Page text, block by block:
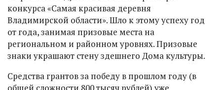
конкурса «Самая красивая деревня
Владимирской области». Шло к этому успеху год
от года, занимая призовые места на
региональном и районном уровнях. Призовые
знаки украшают стену здешнего Дома культуры.
Средства грантов за победу в прошлом году (в
общей сложности 800 тысяч рублей) уже